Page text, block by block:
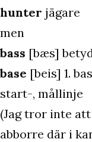
hunter jägare
men
bass [bæs]
base [beis] 1.
start-, mållinje
(Jag tror inte
abborre där i